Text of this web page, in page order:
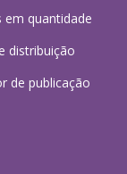
em quantidade
distribuição
de publicação